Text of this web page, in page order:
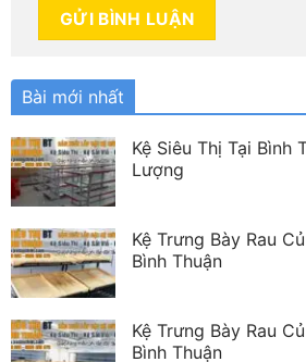
Bài mới nhất
Kệ Siêu Thị Tại Bình
Lượng
Kệ Trưng Bày Rau
Bình Thuận
Kệ Trưng Bày Rau
Bình Thuận